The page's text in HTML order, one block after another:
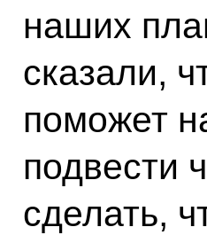
наших
сказали,
поможет
подвести
сделать,